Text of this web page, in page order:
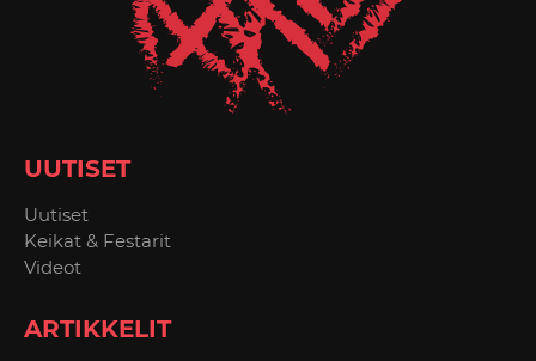
UUTISET
Uutiset
Keikat & Festarit
Videot
ARTIKKELIT